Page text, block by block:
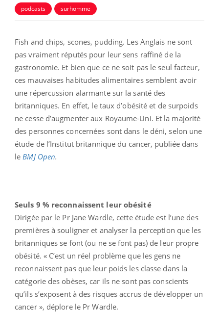
podcasts
surhomme
Fish and chips, scones, pudding. Les Anglais ne sont
pas vraiment réputés pour leur sens raffiné de la
gastronomie. Et bien que ce ne soit pas le seul facteur,
ces mauvaises habitudes alimentaires semblent avoir
une répercussion alarmante sur la santé des
britanniques. En effet, le taux d’obésité et de surpoids
ne cesse d’augmenter aux Royaume-Uni. Et la majorité
des personnes concernées sont dans le déni, selon une
étude de l’Institut britannique du cancer, publiée dans
le BMJ Open.
Seuls 9 % reconnaissent leur obésité
Dirigée par le Pr Jane Wardle, cette étude est l’une des
premières à souligner et analyser la perception que les
britanniques se font (ou ne se font pas) de leur propre
obésité. « C’est un réel problème que les gens ne
reconnaissent pas que leur poids les classe dans la
catégorie des obèses, car ils ne sont pas conscients
qu’ils s’exposent à des risques accrus de développer un
cancer », déplore le Pr Wardle.